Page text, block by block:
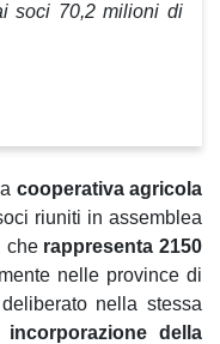
soci 70,2 milioni di
cooperativa agricola
riuniti in assemblea
che rappresenta 2150
nelle province di
nella stessa
incorporazione della